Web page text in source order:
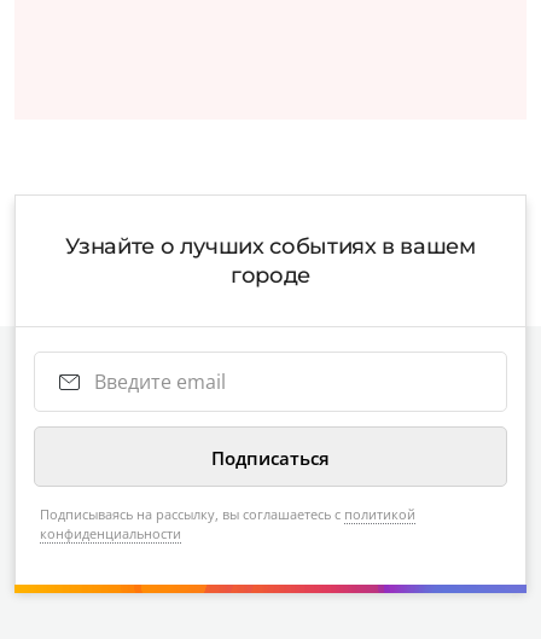
Узнайте о лучших событиях в вашем
городе
Подписываясь на рассылку, вы соглашаетесь с политикой
конфиденциальности